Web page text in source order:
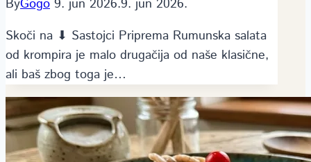
ByGogo 9. jun 2026.9. jun 2026.
Skoči na ⬇ Sastojci Priprema Rumunska salata
od krompira je malo drugačija od naše klasične,
ali baš zbog toga je…